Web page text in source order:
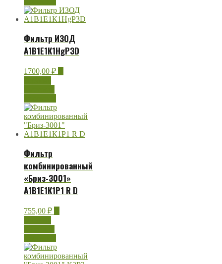
Фильтр ИЗОД
А1В1Е1К1HgP3D
1700,00 ₽
Фильтр
комбинированный
«Бриз-3001»
А1В1Е1К1Р1 R D
755,00 ₽